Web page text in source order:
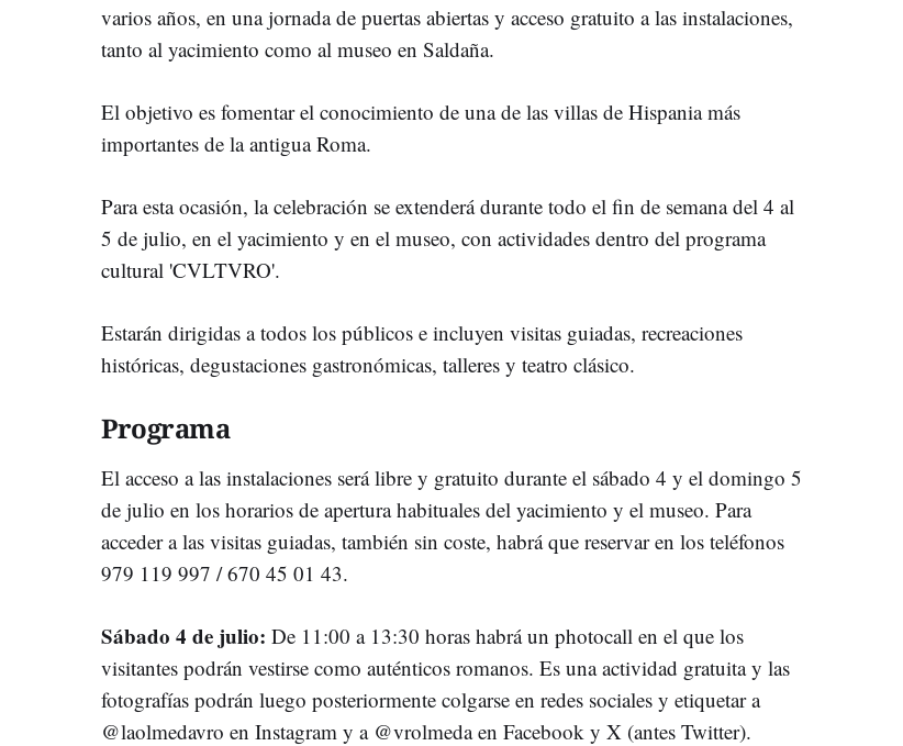
varios años, en una jornada de puertas abiertas y acceso gratuito a las instalaciones,
tanto al yacimiento como al museo en Saldaña.
El objetivo es fomentar el conocimiento de una de las villas de Hispania más
importantes de la antigua Roma.
Para esta ocasión, la celebración se extenderá durante todo el fin de semana del 4 al
5 de julio, en el yacimiento y en el museo, con actividades dentro del programa
cultural 'CVLTVRO'.
Estarán dirigidas a todos los públicos e incluyen visitas guiadas, recreaciones
históricas, degustaciones gastronómicas, talleres y teatro clásico.
Programa
El acceso a las instalaciones será libre y gratuito durante el sábado 4 y el domingo 5
de julio en los horarios de apertura habituales del yacimiento y el museo. Para
acceder a las visitas guiadas, también sin coste, habrá que reservar en los teléfonos
979 119 997 / 670 45 01 43.
Sábado 4 de julio: De 11:00 a 13:30 horas habrá un photocall en el que los
visitantes podrán vestirse como auténticos romanos. Es una actividad gratuita y las
fotografías podrán luego posteriormente colgarse en redes sociales y etiquetar a
@laolmedavro en Instagram y a @vrolmeda en Facebook y X (antes Twitter).